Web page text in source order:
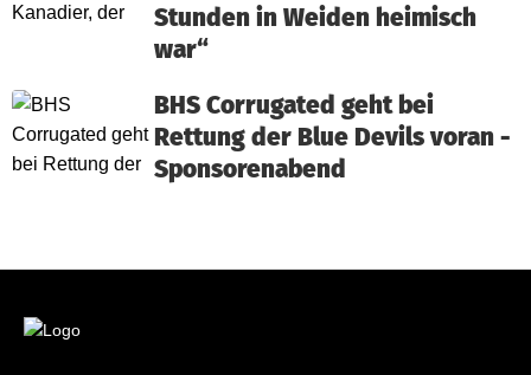
Stunden in Weiden heimisch
war“
BHS Corrugated geht bei
Rettung der Blue Devils voran -
Sponsorenabend